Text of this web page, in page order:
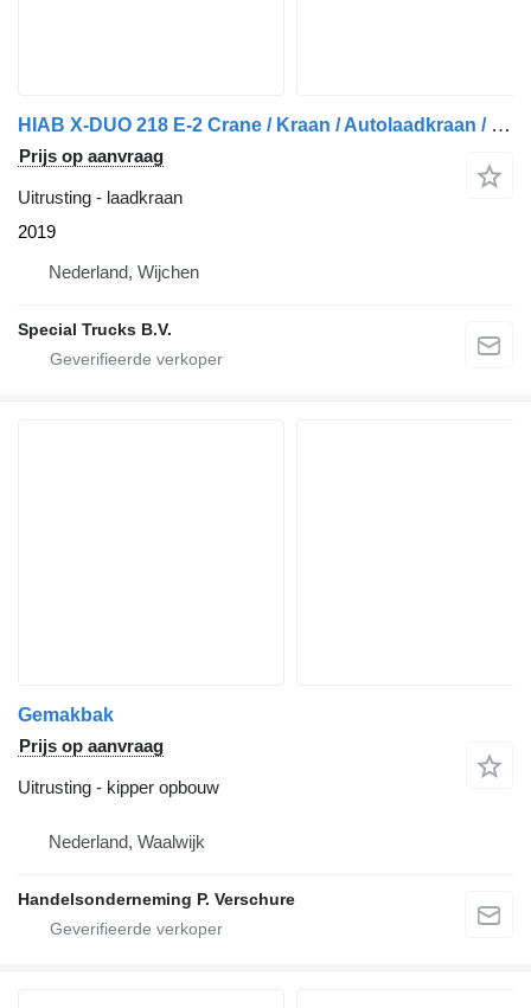
HIAB X-DUO 218 E-2 Crane / Kraan / Autolaadkraan / Ladekrane / Kran /
Prijs op aanvraag
Uitrusting - laadkraan
2019
Nederland, Wijchen
Special Trucks B.V.
Gemakbak
Prijs op aanvraag
Uitrusting - kipper opbouw
Nederland, Waalwijk
Handelsonderneming P. Verschure